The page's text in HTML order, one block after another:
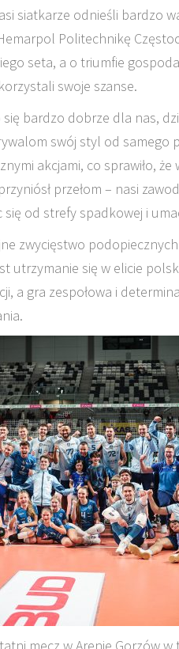
siatkarze odnieśli bardzo
Politechnikę
seta, a o triumfie
swoje szanse.
bardzo dobrze dla nas,
swój styl od
akcjami, co sprawiło,
przełom – nasi
od strefy spadkowej i
zwycięstwo
utrzymanie się w elicie
a gra zespołowa i